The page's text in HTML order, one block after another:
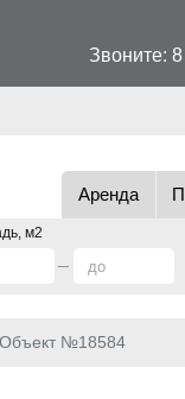
Звоните:
Аренда
м2
Объект №18584